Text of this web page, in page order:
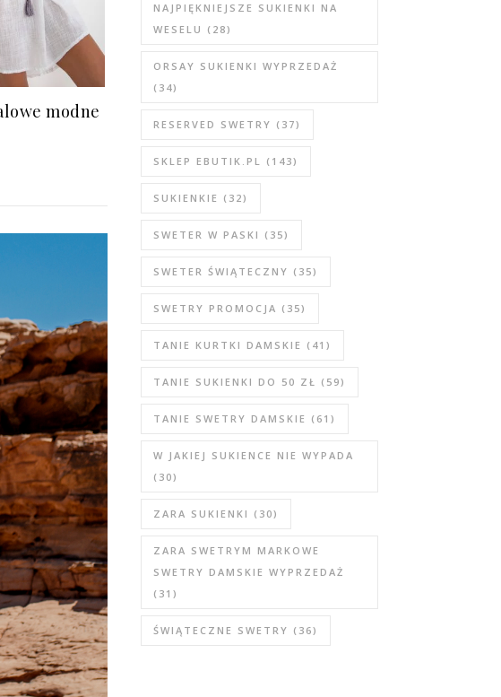
modne
NAJPIĘKNIEJSZE SUKIENKI NA
WESELU (28)
ORSAY SUKIENKI WYPRZEDAŻ
(34)
RESERVED SWETRY (37)
SKLEP EBUTIK.PL (143)
SUKIENKIE (32)
SWETER W PASKI (35)
SWETER ŚWIĄTECZNY (35)
SWETRY PROMOCJA (35)
TANIE KURTKI DAMSKIE (41)
TANIE SUKIENKI DO 50 ZŁ (59)
TANIE SWETRY DAMSKIE (61)
W JAKIEJ SUKIENCE NIE WYPADA
(30)
ZARA SUKIENKI (30)
ZARA SWETRYM MARKOWE
SWETRY DAMSKIE WYPRZEDAŻ
(31)
ŚWIĄTECZNE SWETRY (36)